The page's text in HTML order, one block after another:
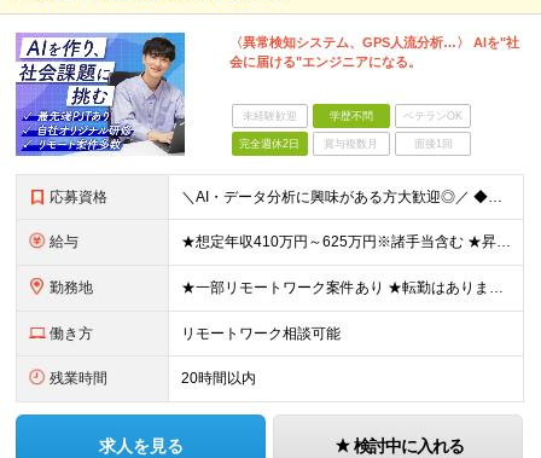
〈異常検知システム、GPS人流分析…〉 AIを"社
会に届ける"エンジニアになる。
未経験歓迎 学歴不問 ベテランOK
完全週休2日 賞与複数月 面接1回
応募資格 ＼AI・データ分析に興味がある方大歓迎◎／ ◆学歴不問 ◆Python、SQLの実務経験をお持ちの方 ┗データ抽出・加工、Web開発、分析業務等のご経験がある方 ＊「次への成長意欲」が何よりの武器に
給与 ★想定年収410万円～625万円※諸手当含む ★昇給年1回(25％アップの実績あり/当社では5％以上の昇給が7割ほどです) ★経験・能力を考慮の上で、加給・優遇します 月給30万円～50万円 ※経
勤務地 ★一部リモートワーク案件あり ★転勤はありません ★U・Iターン歓迎 東京・神奈川のプロジェクト拠点 または横浜オフィスでの勤務です。 ＜プロジェクト拠点について＞ ■東京23区内が7割 ■神奈川
働き方 リモートワーク相談可能
残業時間 20時間以内
求人を見る 検討中に入れる